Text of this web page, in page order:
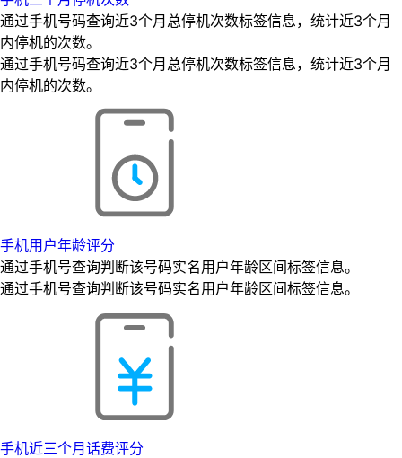
通过手机号码查询近3个月总停机次数标签信息，统计近3个月
内停机的次数。
通过手机号码查询近3个月总停机次数标签信息，统计近3个月
内停机的次数。
手机用户年龄评分
通过手机号查询判断该号码实名用户年龄区间标签信息。
通过手机号查询判断该号码实名用户年龄区间标签信息。
手机近三个月话费评分